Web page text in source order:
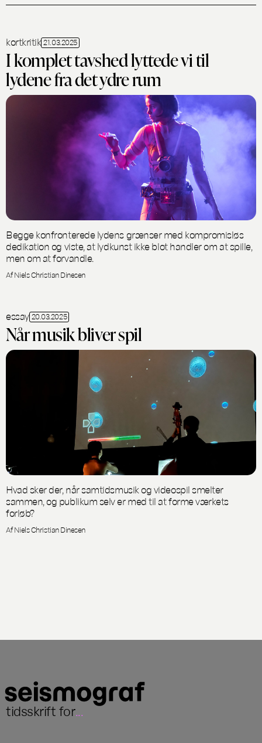
kortkritik 21.03.2025
I komplet tavshed lyttede vi til
lydene fra det ydre rum
Begge konfronterede lydens grænser med kompromisløs
dedikation og viste, at lydkunst ikke blot handler om at spille,
men om at forvandle.
Af Niels Christian Dinesen
essay 20.03.2025
Når musik bliver spil
Hvad sker der, når samtidsmusik og videospil smelter
sammen, og publikum selv er med til at forme værkets
forløb?
Af Niels Christian Dinesen
tidsskrift for...